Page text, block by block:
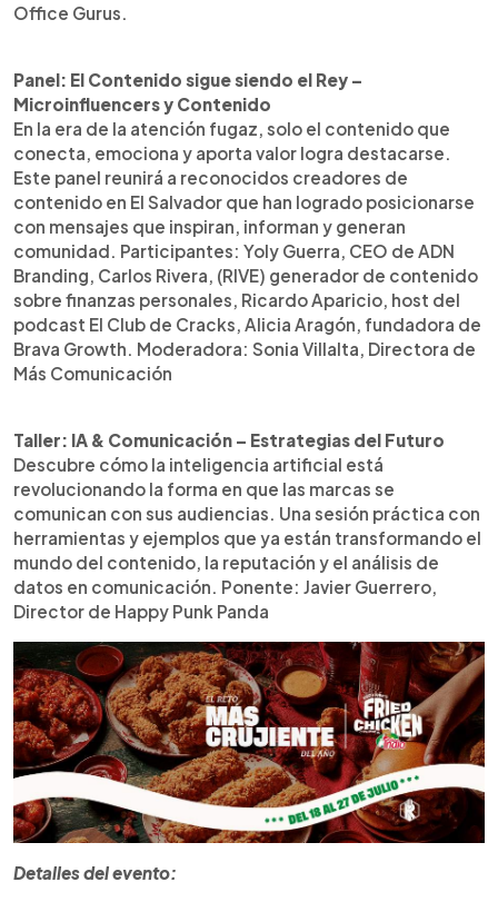
Office Gurus.
Panel: El Contenido sigue siendo el Rey –
Microinfluencers y Contenido
En la era de la atención fugaz, solo el contenido que
conecta, emociona y aporta valor logra destacarse.
Este panel reunirá a reconocidos creadores de
contenido en El Salvador que han logrado posicionarse
con mensajes que inspiran, informan y generan
comunidad. Participantes: Yoly Guerra, CEO de ADN
Branding, Carlos Rivera, (RIVE) generador de contenido
sobre finanzas personales, Ricardo Aparicio, host del
podcast El Club de Cracks, Alicia Aragón, fundadora de
Brava Growth. Moderadora: Sonia Villalta, Directora de
Más Comunicación
Taller: IA & Comunicación – Estrategias del Futuro
Descubre cómo la inteligencia artificial está
revolucionando la forma en que las marcas se
comunican con sus audiencias. Una sesión práctica con
herramientas y ejemplos que ya están transformando el
mundo del contenido, la reputación y el análisis de
datos en comunicación. Ponente: Javier Guerrero,
Director de Happy Punk Panda
Detalles del evento: